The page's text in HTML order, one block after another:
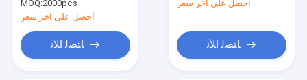
MOQ:2000pcs
أحصل على آخر سعر
ﺎﺘﺼﻟ ﺍﻶﻧ
أحصل على آخر سعر
ﺎﺘﺼﻟ ﺍﻶﻧ